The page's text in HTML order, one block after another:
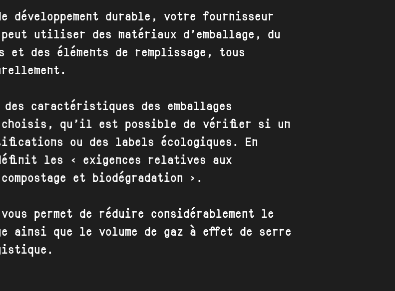
développement durable, votre fournisseur
peut utiliser des matériaux d’emballage, du
des éléments de remplissage, tous
caractéristiques des emballages
qu’il est possible de vérifier si un
ou des labels écologiques. En
les « exigences relatives aux
et biodégradation ».
permet de réduire considérablement le
ainsi que le volume de gaz à effet de serre